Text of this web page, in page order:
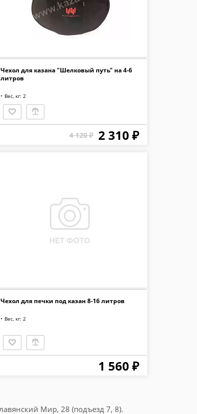
Чехол для казана "Шелковый путь" на 4-6
литров
Вес, кг: 2
4 120 ₽ 2 310 ₽
Чехол для печки под казан 8-16 литров
Вес, кг: 2
1 560 ₽
Мир, 28 (подъезд 7, 8).